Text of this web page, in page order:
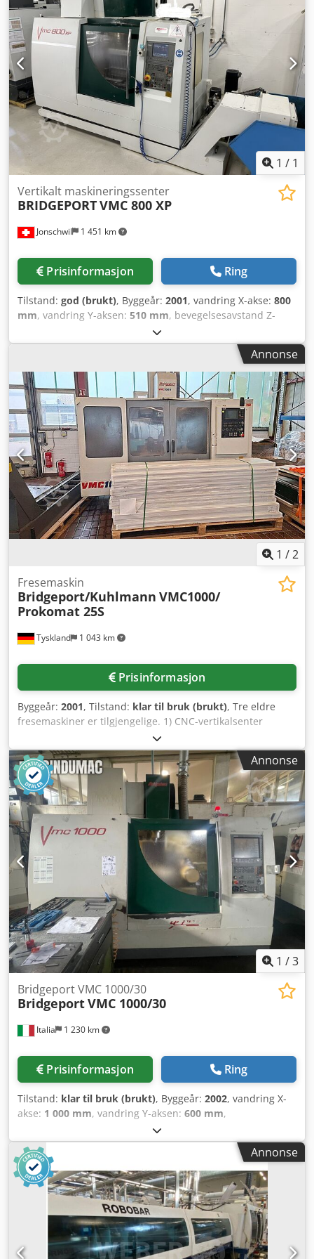
mm på X-aksen, 300 mm på Y-aksen og 500 mm på Z-
aksen. Maskinen er utstyrt med et 30-verktøy-magasin og
en BT40-spindelkobling, noe som sikrer effektiv drift. Hvis
du er på utkikk etter maskineringsmuligheter av høy
kvalitet, bør du vurdere det vertikale maskineringssenteret
Bridgeport VMC 1000/30 som vi tilbyr for salg. Kontakt oss
for mer informasjon. Djdpfxozkh I Uo Ah Ijck •
Verktøyholder: BT40 • Antall verktøyplasser: 30 •
Spånetransportør: Komplett med spånetransportør
1 / 1
Jonschwil 1 451 km
Vertikalt maskineringssenter
BRIDGEPORTVMC 800 XP
Prisinformasjon Ring
Tilstand: god (brukt), Byggeår: 2001, vandring X-akse: 800
mm, vandring Y-aksen: 510 mm, bevegelsesavstand Z-
, kontrollerprodusent:
total høyde:2 750 mm, total lengde:4 050 mm, total
, bordlengde:
1 000 mm, bordbelastning:750 kg, totalvekt:4 200 kg,
spindelhastighet (min.):
5 o/min, spindelhastighet (maks.):
12 000 o/min , kjølevæsketilførsel:20 stang, avstand fra
bordets sentrum til spindelnesen:665 mm,
spindelmotoreffekt:13 000 W, spindelnese:SK40 , Utstyr:
rotasjonshastighet trinnløst variabel, spontransportør,
Vandring X/Y/Z 800/510/600 mm, styring HEIDENHAIN TNC
426, spindelkraft 13 kW, hastigheter 5-12 000 o/min, konus
SK40, bordstørrelse 490x1000 mm, maks. bordbelastning
750 kg, verktøymagasin med 30 plasser, dimensjoner
4050x2250x2750 mm, ca. 4200 kg, tilbehør: Renishaw OMP
60 måleprobe, innvendig kjøling 20 bar, verktøyholdere,
Annonse
1 /2
Tyskland 1 043 km
Fresemaskin
Bridgeport/Kuhlmann VMC1000/
Prokomat 25S
Prisinformasjon
Byggeår: 2001, Tilstand: klar til bruk (brukt), Tre eldre
fresemaskiner er tilgjengelige. 1) CNC-vertikalsenter
Bridgeport VMC 1000/22, byggeår: 1999, vandring X/Y/Z: ca.
1020 mm/510 mm/500 mm, borddimensjoner X/Y: ca. 1150
mm/490 mm, maks. bordbelastning: 900 kg, verktøyholder:
SK40, verktøyplasser: 22, turtall: 6000 o/min.
Maskindimensjoner X/Y/Z: ca. 2850 mm/2200 mm/2750
mm, vekt: ca. 3900 kg, styring: Heidenhain TNC 410P. 2)
CNC-graver- og fresemaskin Kuhlmann Prokomat 25S,
byggeår: 1991, vandring X/Y/Z: ca. 700 mm/600 mm/300
mm, borddimensjoner X/Y: 720 mm/700 mm, portalåpning
X/Y: 800 mm/400 mm, mating: 6 m/min,
maskindimensjoner X/Y/Z: ca. 1600 mm/1600 mm/2400
mm, vekt: ca. 1600 kg. Dokumentasjon er tilgjengelig. En
befaring på stedet er mulig. Individuelt salg er mulig.
Dedpfx Asy E S D Ssh Iock
Annonse
1 /3
Italia 1 230 km
Bridgeport VMC 1000/30
BridgeportVMC 1000/30
Prisinformasjon Ring
Tilstand: klar til bruk (brukt), Byggeår: 2002, vandring X-
akse: 1 000 mm, vandring Y-aksen: 600 mm,
500 mm
HEIDENHAIN, kontrollermodell:TNC 530, spindelhastighet
(maks.):
, antall plasser i verktøymagasinet:
30, antall aksler:5, Dette 5-aksede bearbeidingssenteret
Bridgeport VMC 1000/30 ble produsert i 2002. Det har
imponerende vandringsområder på 1000 mm i X-aksen,
600 mm i Y-aksen og 500 mm i Z-aksen. Maskinen er
utstyrt med en HEIDENHAIN TNC 530-styring og et 5-akse
rotasjonsbord fra NIKKEN. Hvis du er på utkikk etter
Annonse